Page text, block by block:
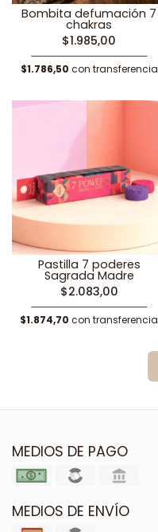
Bombita defumación 7
chakras
$1.985,00
$1.786,50 con transferencia
Pastilla 7 poderes
Sagrada Madre
$2.083,00
$1.874,70 con transferencia
MEDIOS DE PAGO
MEDIOS DE ENVÍO